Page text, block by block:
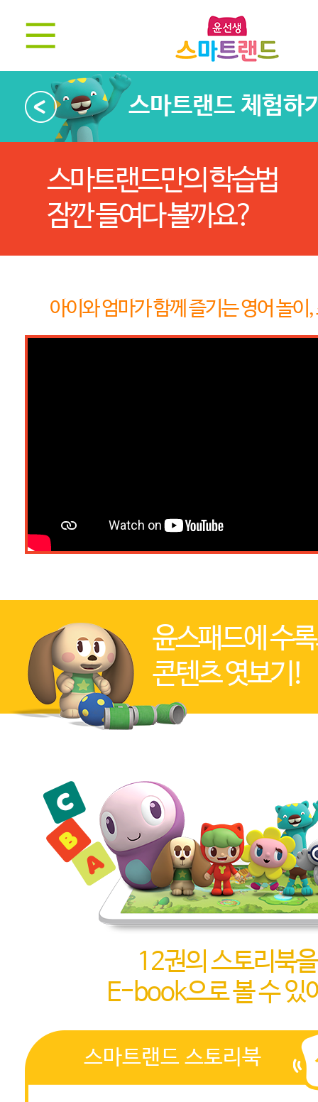
스마트랜드 체험하
스마트랜드만의 학습법
잠깐 들여다 볼까요?
아이와 엄마가 함께 즐기는 영어 놀이
윤스패드에 수
콘텐츠 엿보기!
12권의 스토리북을
E-book으로 볼 수 있
스마트랜드 스토리북